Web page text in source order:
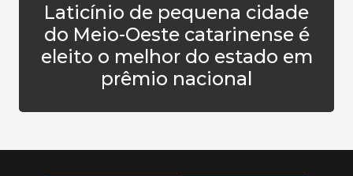
Laticínio de pequena cidade
do Meio-Oeste catarinense é
eleito o melhor do estado em
prêmio nacional